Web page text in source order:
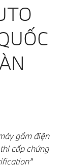
gầm điện
cấp chứng